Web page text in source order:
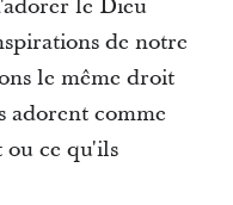
le Dieu
de notre
le même droit
adorent comme
ce qu'ils